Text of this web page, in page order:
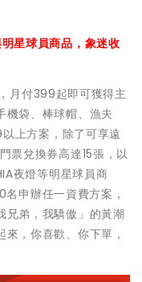
星球員商品，象迷收
付399起即可獲得主
機袋、棒球帽、漁夫
上方案，除了可享遠
票兌換券高達15張，以
夜燈等明星球員商
申辦任一資費方案，
兄弟，我驕傲」的黃潮
，你喜歡、你下單，